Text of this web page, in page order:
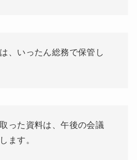
、いったん総務で保管し
った資料は、午後の会議
ます。